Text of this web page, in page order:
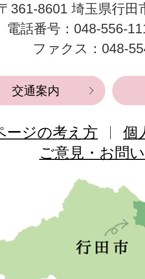
市
役
所
361-8601 埼玉県行田
電話番号：048-556-
ファクス：048-
交通案内
ージの考え方
個
ご意見・お問